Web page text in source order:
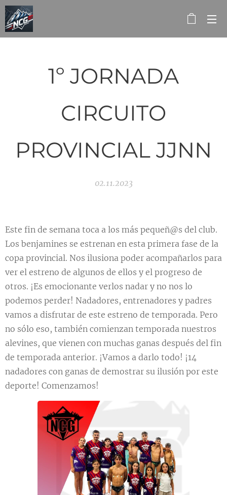
1º JORNADA
CIRCUITO
PROVINCIAL JJNN
02.11.2023
Este fin de semana toca a los más pequeñ@s del club.
Los benjamines se estrenan en esta primera fase de la
copa provincial. Nos ilusiona poder acompañarlos para
ver el estreno de algunos de ellos y el progreso de
otros. ¡Es emocionante verlos nadar y no nos lo
podemos perder! Nadadores, entrenadores y padres
vamos a disfrutar de este estreno de temporada. Pero
no sólo eso, también comienzan temporada nuestros
alevines, que vienen con muchas ganas después del fin
de temporada anterior. ¡Vamos a darlo todo! ¡14
nadadores con ganas de demostrar su ilusión por este
deporte! Comenzamos!